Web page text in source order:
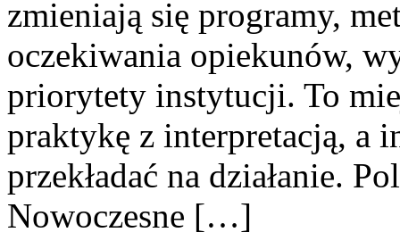
zmieniają się programy,
oczekiwania opiekunów,
priorytety instytucji. To
praktykę z interpretacją, a
przekładać na działanie.
Nowoczesne […]